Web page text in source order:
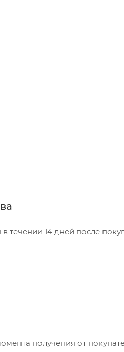
течении 14 дней после
получения от